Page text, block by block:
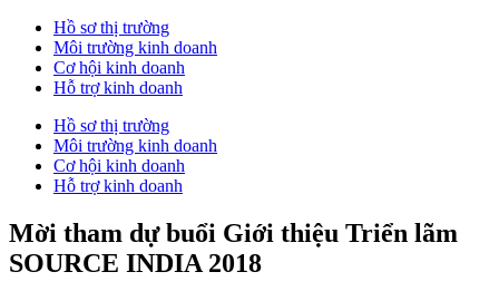
Hồ sơ thị trường
Môi trường kinh doanh
Cơ hội kinh doanh
Hỗ trợ kinh doanh
Hồ sơ thị trường
Môi trường kinh doanh
Cơ hội kinh doanh
Hỗ trợ kinh doanh
Mời tham dự buổi Giới thiệu Triển lãm
SOURCE INDIA 2018